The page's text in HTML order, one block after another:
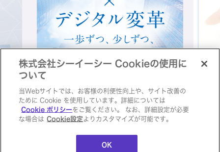
RPA導入支援サービス
Secure Program
on AWS自治体×デジタル変革特集ページ
外部サイトに移動します
株式会社シーイーシー Cookieの使用に
ついて
当Webサイトでは、お客様の利便性向上や、サイト改善の
ために Cookie を使用しています。詳細については
Cookie ポリシーをご覧ください。 なお、詳細設定が必要
な場合は Cookie設定 よりカスタマイズが可能です。
OK